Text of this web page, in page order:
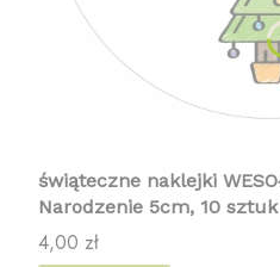
świąteczne naklejki
Narodzenie 5cm, 10 sztuk
Cena
4,00 zł